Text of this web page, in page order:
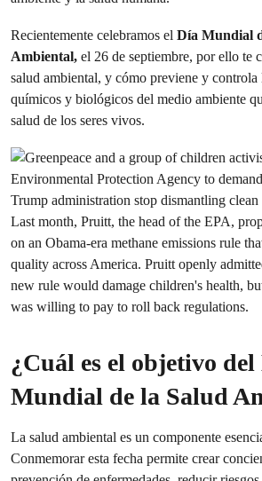
Recientemente celebramos el Día Mundial
Ambiental, el 26 de septiembre, por ello te
salud ambiental, y cómo previene y controla
químicos y biológicos del medio ambiente
salud de los seres vivos.
¿Cuál es el objetivo del
Mundial de la Salud
La salud ambiental es un componente
Conmemorar esta fecha permite crear